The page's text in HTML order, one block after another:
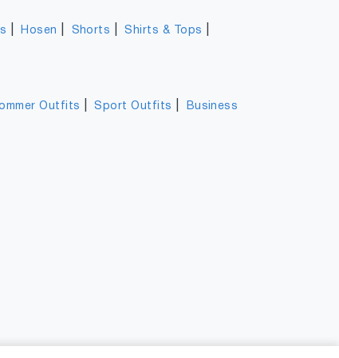
Hosen Shorts |Shirts & Tops
Outfits |Sport Outfits
Business